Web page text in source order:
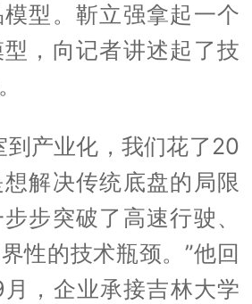
型。靳立强拿起一个
，向记者讲述起了技
到产业化，我们花了20
解决传统底盘的局限
步突破了高速行驶、
性的技术瓶颈。”他回
，企业承接吉林大学